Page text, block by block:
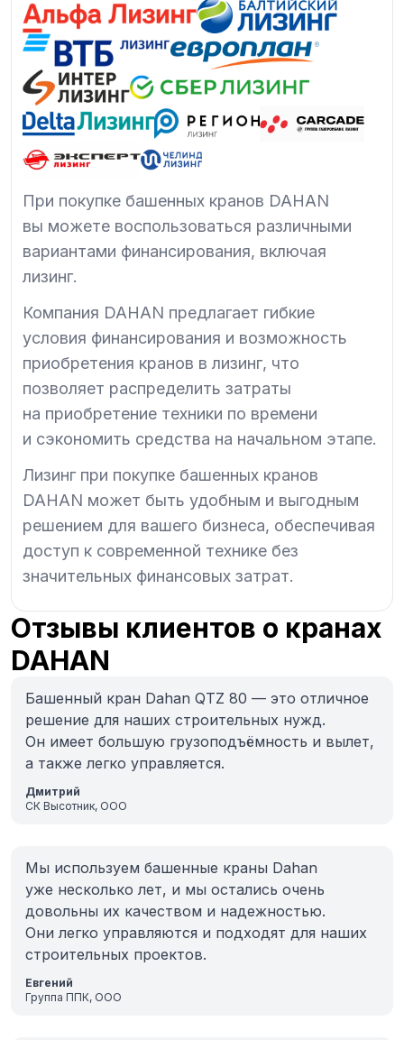
При покупке башенных кранов DAHAN
вы можете воспользоваться различными
вариантами финансирования, включая
лизинг.
Компания DAHAN предлагает гибкие
условия финансирования и возможность
приобретения кранов в лизинг, что
позволяет распределить затраты
на приобретение техники по времени
и сэкономить средства на начальном этапе.
Лизинг при покупке башенных кранов
DAHAN может быть удобным и выгодным
решением для вашего бизнеса, обеспечивая
доступ к современной технике без
значительных финансовых затрат.
Отзывы клиентов о кранах
DAHAN
Башенный кран Dahan QTZ 80 — это отличное
решение для наших строительных нужд.
Он имеет большую грузоподъёмность и вылет,
а также легко управляется.
Дмитрий
СК Высотник, ООО
Мы используем башенные краны Dahan
уже несколько лет, и мы остались очень
довольны их качеством и надежностью.
Они легко управляются и подходят для наших
строительных проектов.
Евгений
Группа ППК, ООО